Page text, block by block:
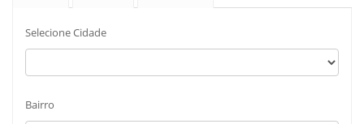
Selecione Cidade
Bairro